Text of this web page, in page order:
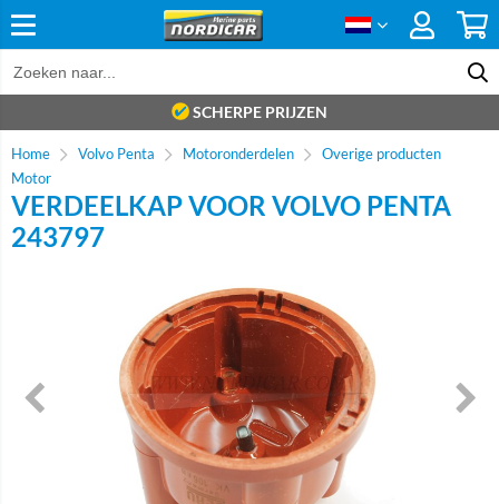
SCHERPE PRIJZEN
Home Volvo Penta Motoronderdelen
Overige producten
Motor
VERDEELKAP VOOR VOLVO PENTA
243797